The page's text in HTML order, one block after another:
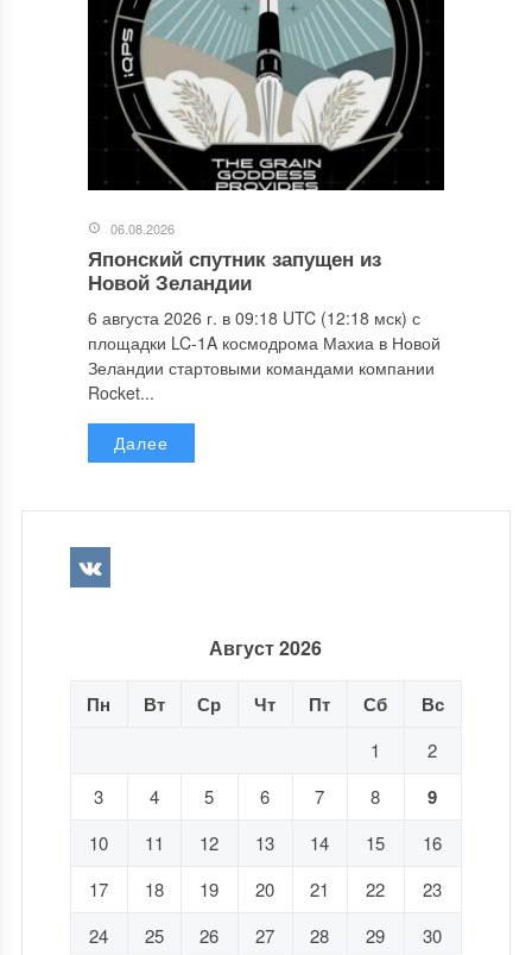
06.08.2026
Японский спутник запущен из
Новой Зеландии
6 августа 2026 г. в 09:18 UTC (12:18 мск) с
площадки LC-1A космодрома Махиа в Новой
Зеландии стартовыми командами компании
Rocket...
Далее
Август 2026
Пн Вт Ср Чт Пт Сб Вс
1
2
3
4 5 6 7 8 9
10 11 12 13 14 15
16
17
18 19 20 21 22
23
24
25 26 27 28 29
30